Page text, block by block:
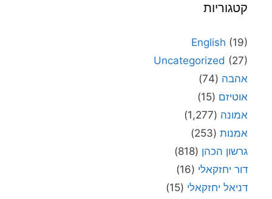
קטגוריות
English (19)
Uncategorized (27)
אהבה (74)
אוטיזם (15)
אמונה (1,277)
אמנות (253)
גרשון הכהן (818)
דור יחזקאלי (16)
דניאל יחזקאלי (15)